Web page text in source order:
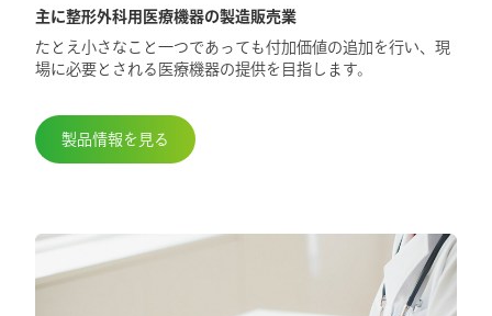
2025.5.29
第98回日本整形外科学会学術総会に出展
しました
主に整形外科用医療機器の製造販売業
たとえ小さなこと一つであっても付加価値の追加を行い、現
場に必要とされる医療機器の提供を目指します。
製品情報を見る